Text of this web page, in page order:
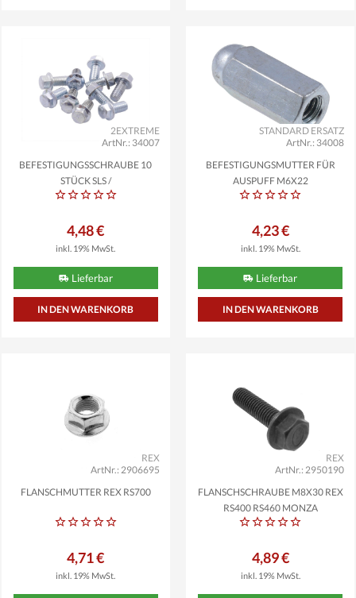
ArtNr.: 34007
2EXTREME
BEFESTIGUNGSSCHRAUBE 10
STÜCK SLS /
ABGASRÜCKFÜHRUNG...
4,48 €
inkl. 19% MwSt.
Lieferbar
ArtNr.: 34008
STANDARD ERSATZ
BEFESTIGUNGSMUTTER FÜR
AUSPUFF M6X22
4,23 €
inkl. 19% MwSt.
Lieferbar
ArtNr.: 2906695
REX
FLANSCHMUTTER REX RS700
4,71 €
inkl. 19% MwSt.
ArtNr.: 2950190
REX
FLANSCHSCHRAUBE M8X30 REX
RS400 RS460 MONZA
4,89 €
inkl. 19% MwSt.